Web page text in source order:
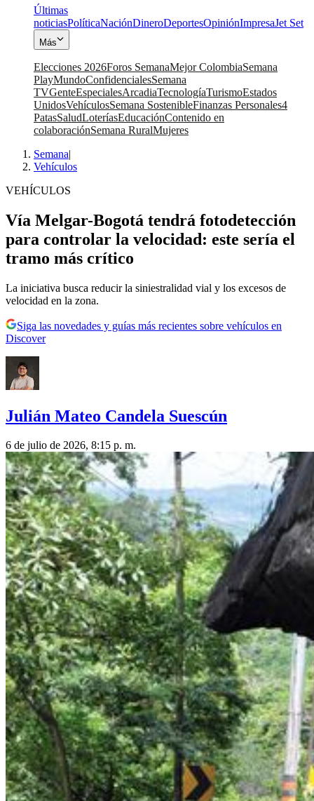
Últimas
noticiasPolíticaNaciónDineroDeportesOpiniónImpresaJet Set
Más
Elecciones 2026Foros SemanaMejor ColombiaSemana
PlayMundoConfidencialesSemana
TVGenteEspecialesArcadiaTecnologíaTurismoEstados
UnidosVehículosSemana SostenibleFinanzas Personales4
PatasSaludLoteríasEducaciónContenido en
colaboraciónSemana RuralMujeres
Semana|
Vehículos
VEHÍCULOS
Vía Melgar-Bogotá tendrá fotodetección
para controlar la velocidad: este sería el
tramo más crítico
La iniciativa busca reducir la siniestralidad vial y los excesos de
velocidad en la zona.
Siga las novedades y guías más recientes sobre vehículos en
Discover
Julián Mateo Candela Suescún
6 de julio de 2026, 8:15 p. m.